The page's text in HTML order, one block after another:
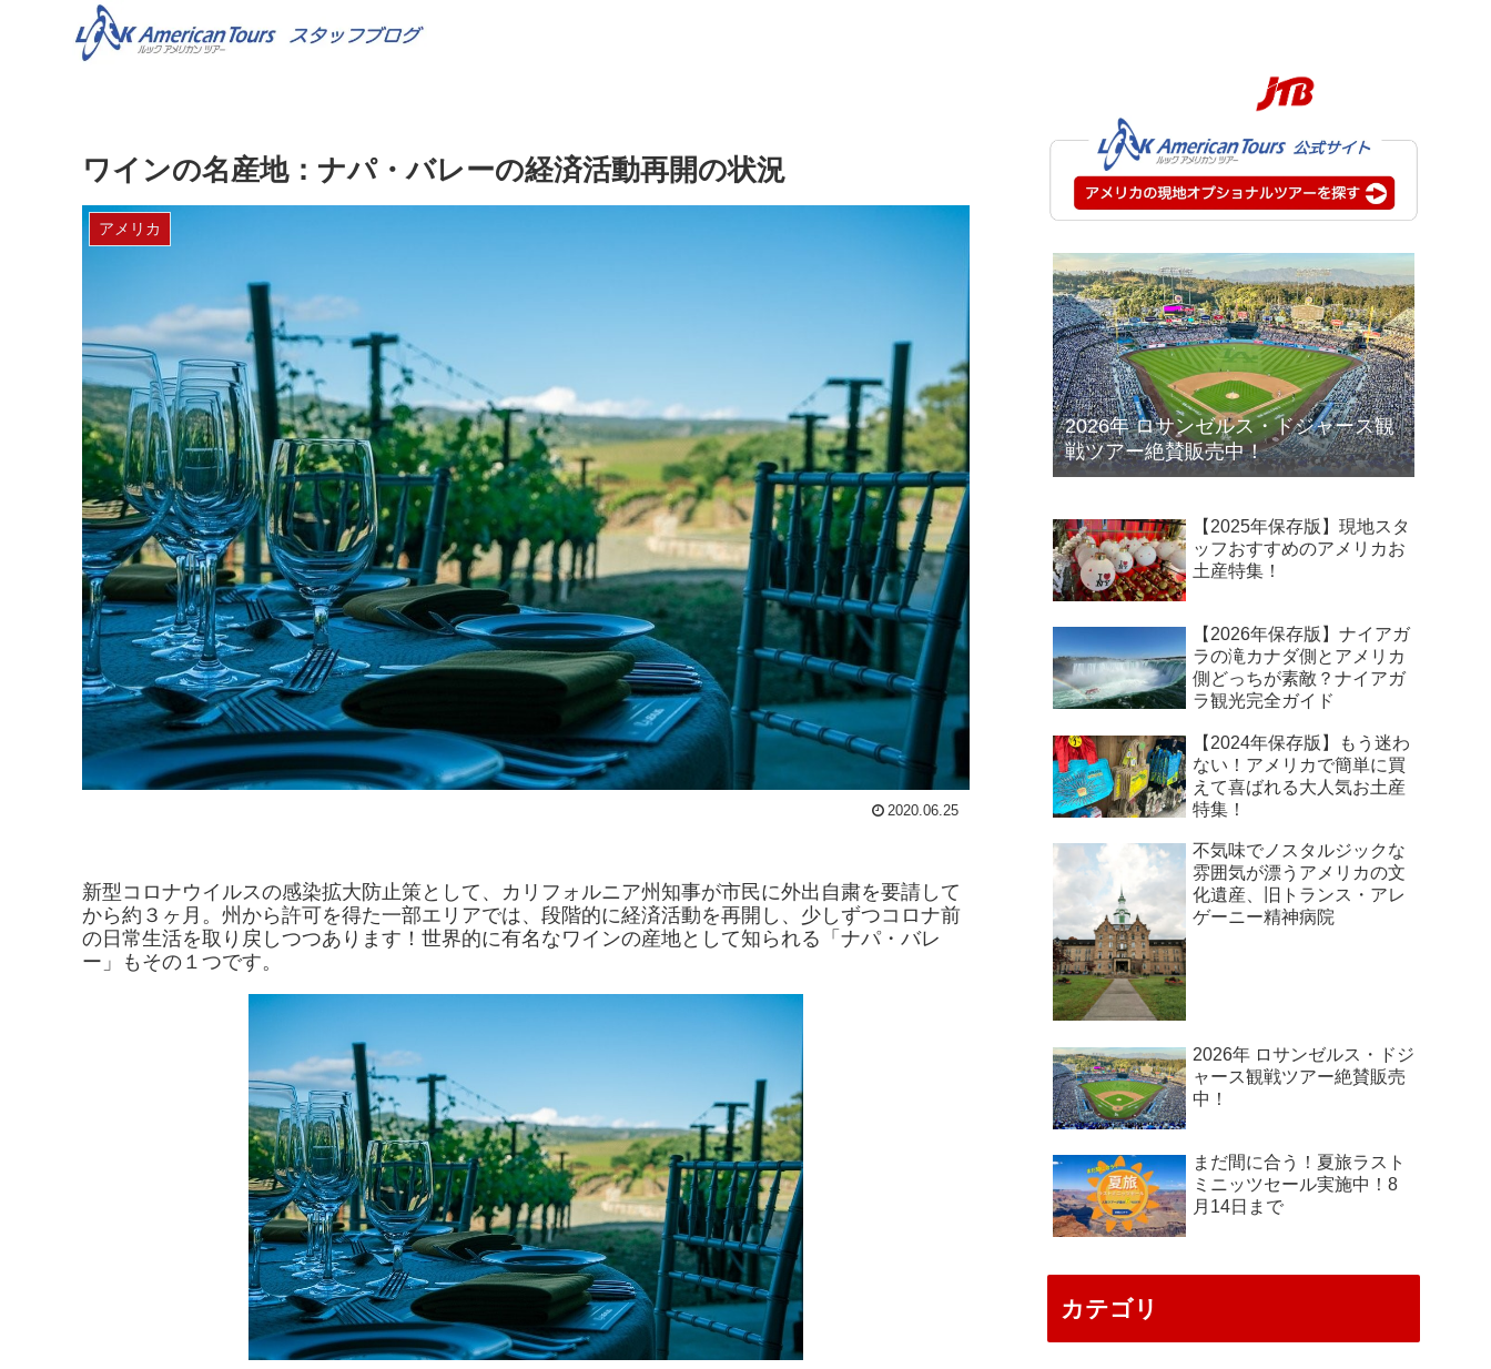
ワインの名産地：ナパ・バレーの経済活動再開の状況
アメリカ
2020.06.25
新型コロナウイルスの感染拡大防止策として、カリフォルニア州知事が市民に外出自粛を要請して
から約３ヶ月。州から許可を得た一部エリアでは、段階的に経済活動を再開し、少しずつコロナ前
の日常生活を取り戻しつつあります！世界的に有名なワインの産地として知られる「ナパ・バレ
ー」もその１つです。
2026年 ロサンゼルス・ドジャース観
戦ツアー絶賛販売中！
【2025年保存版】現地スタ
ッフおすすめのアメリカお
土産特集！
【2026年保存版】ナイアガ
ラの滝カナダ側とアメリカ
側どっちが素敵？ナイアガ
ラ観光完全ガイド
【2024年保存版】もう迷わ
ない！アメリカで簡単に買
えて喜ばれる大人気お土産
特集！
不気味でノスタルジックな
雰囲気が漂うアメリカの文
化遺産、旧トランス・アレ
ゲーニー精神病院
2026年 ロサンゼルス・ドジ
ャース観戦ツアー絶賛販売
中！
まだ間に合う！夏旅ラスト
ミニッツセール実施中！8
月14日まで
カテゴリ